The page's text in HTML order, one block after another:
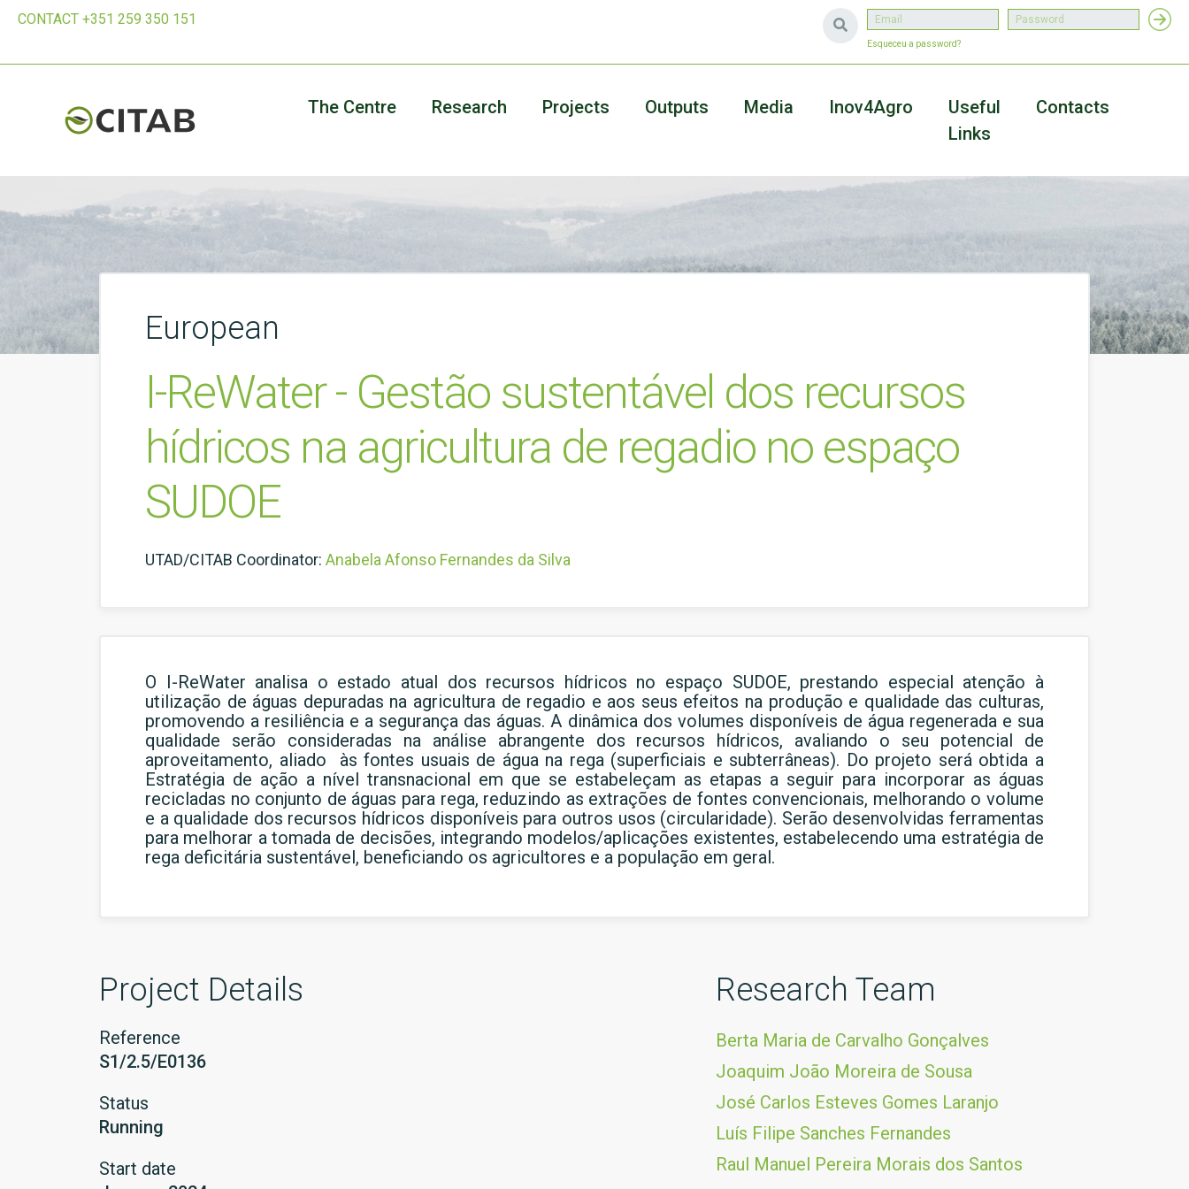
CONTACT +351 259 350 151
Esqueceu a password?
The Centre Research Projects Outputs Media Inov4Agro
Useful
Links
Contacts
European
I-ReWater - Gestão sustentável dos recursos
hídricos na agricultura de regadio no espaço
SUDOE
UTAD/CITAB Coordinator: Anabela Afonso Fernandes da Silva
O I-ReWater analisa o estado atual dos recursos hídricos no espaço SUDOE, prestando especial atenção à
utilização de águas depuradas na agricultura de regadio e aos seus efeitos na produção e qualidade das culturas,
promovendo a resiliência e a segurança das águas. A dinâmica dos volumes disponíveis de água regenerada e sua
qualidade serão consideradas na análise abrangente dos recursos hídricos, avaliando o seu potencial de
aproveitamento, aliado às fontes usuais de água na rega (superficiais e subterrâneas). Do projeto será obtida a
Estratégia de ação a nível transnacional em que se estabeleçam as etapas a seguir para incorporar as águas
recicladas no conjunto de águas para rega, reduzindo as extrações de fontes convencionais, melhorando o volume
e a qualidade dos recursos hídricos disponíveis para outros usos (circularidade). Serão desenvolvidas ferramentas
para melhorar a tomada de decisões, integrando modelos/aplicações existentes, estabelecendo uma estratégia de
rega deficitária sustentável, beneficiando os agricultores e a população em geral.
Project Details
Reference
S1/2.5/E0136
Status
Running
Start date
Research Team
Berta Maria de Carvalho Gonçalves
Joaquim João Moreira de Sousa
José Carlos Esteves Gomes Laranjo
Luís Filipe Sanches Fernandes
Raul Manuel Pereira Morais dos Santos